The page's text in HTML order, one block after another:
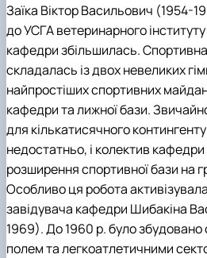
Заїка Віктор Васильович (1954-
до УСГА ветеринарного інституту
кафедри збільшилась.
складалась із двох невеликих
найпростіших спортивних
кафедри та лижної бази.
для кількатисячного
недостатньо, і колектив
розширення спортивної бази на
Особливо ця робота
завідувача кафедри Шибакіна
1969). До 1960 р. було збудовано
полем та легкоатлетичними